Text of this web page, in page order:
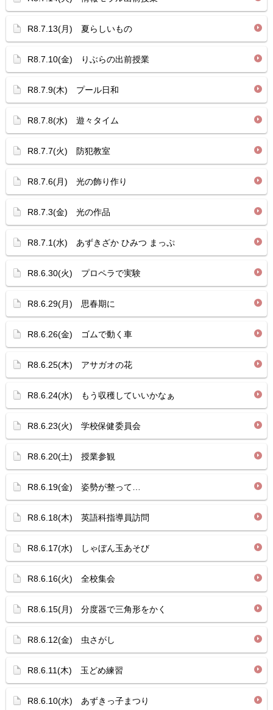
R8.7.13(月) 夏らしいもの
R8.7.10(金) りぶらの出前授業
R8.7.9(木) プール日和
R8.7.8(水) 遊々タイム
R8.7.7(火) 防犯教室
R8.7.6(月) 光の飾り作り
R8.7.3(金) 光の作品
R8.7.1(水) あずきざか ひみつ まっぷ
R8.6.30(火) プロペラで実験
R8.6.29(月) 思春期に
R8.6.26(金) ゴムで動く車
R8.6.25(木) アサガオの花
R8.6.24(水) もう収穫していいかなぁ
R8.6.23(火) 学校保健委員会
R8.6.20(土) 授業参観
R8.6.19(金) 姿勢が整って…
R8.6.18(木) 英語科指導員訪問
R8.6.17(水) しゃぼん玉あそび
R8.6.16(火) 全校集会
R8.6.15(月) 分度器で三角形をかく
R8.6.12(金) 虫さがし
R8.6.11(木) 玉どめ練習
R8.6.10(水) あずきっ子まつり